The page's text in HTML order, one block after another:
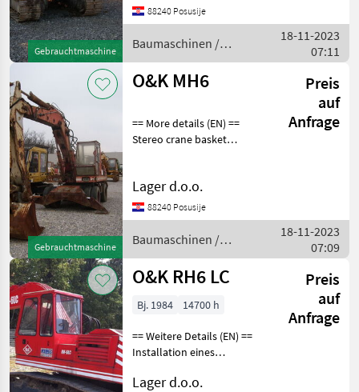
Gebrauchtmaschine
Stereokran mit
Verkürzungsmöglichkeit
Baumaschinen
88240 Posusije
Baumaschinen /
O&K
18-11-2023
07:11
Gebrauchtmaschine
O&K MH6
Preis
auf
Anfrage
== More details (EN) ==
Stereo crane basket
Mobilbagger
Lager d.o.o.
88240 Posusije
Baumaschinen /
O&K
18-11-2023
07:09
O&K RH6 LC
Preis
auf
Anfrage
Bj. 1984 14700 h
== Weitere Details (EN) ==
Installation eines
Schaufelbreite 1000 mm
Lager d.o.o.